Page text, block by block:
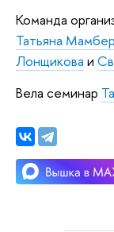
Команда
Татьяна
Лонщикова и
Вела семинар